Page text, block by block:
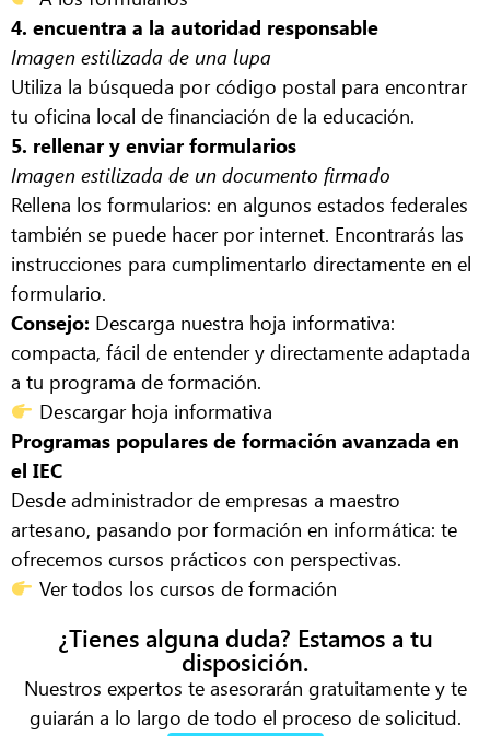
4. encuentra a la autoridad responsable
Imagen estilizada de una lupa
Utiliza la búsqueda por código postal para encontrar
tu oficina local de financiación de la educación.
5. rellenar y enviar formularios
Imagen estilizada de un documento firmado
Rellena los formularios: en algunos estados federales
también se puede hacer por internet. Encontrarás las
instrucciones para cumplimentarlo directamente en el
formulario.
Consejo: Descarga nuestra hoja informativa:
compacta, fácil de entender y directamente adaptada
a tu programa de formación.
Descargar hoja informativa
Programas populares de formación avanzada en
el IEC
Desde administrador de empresas a maestro
artesano, pasando por formación en informática: te
ofrecemos cursos prácticos con perspectivas.
Ver todos los cursos de formación
¿Tienes alguna duda? Estamos a tu
disposición.
Nuestros expertos te asesorarán gratuitamente y te
guiarán a lo largo de todo el proceso de solicitud.